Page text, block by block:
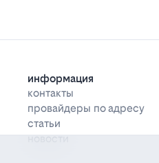
информация
контакты
провайдеры по адресу
статьи
новости